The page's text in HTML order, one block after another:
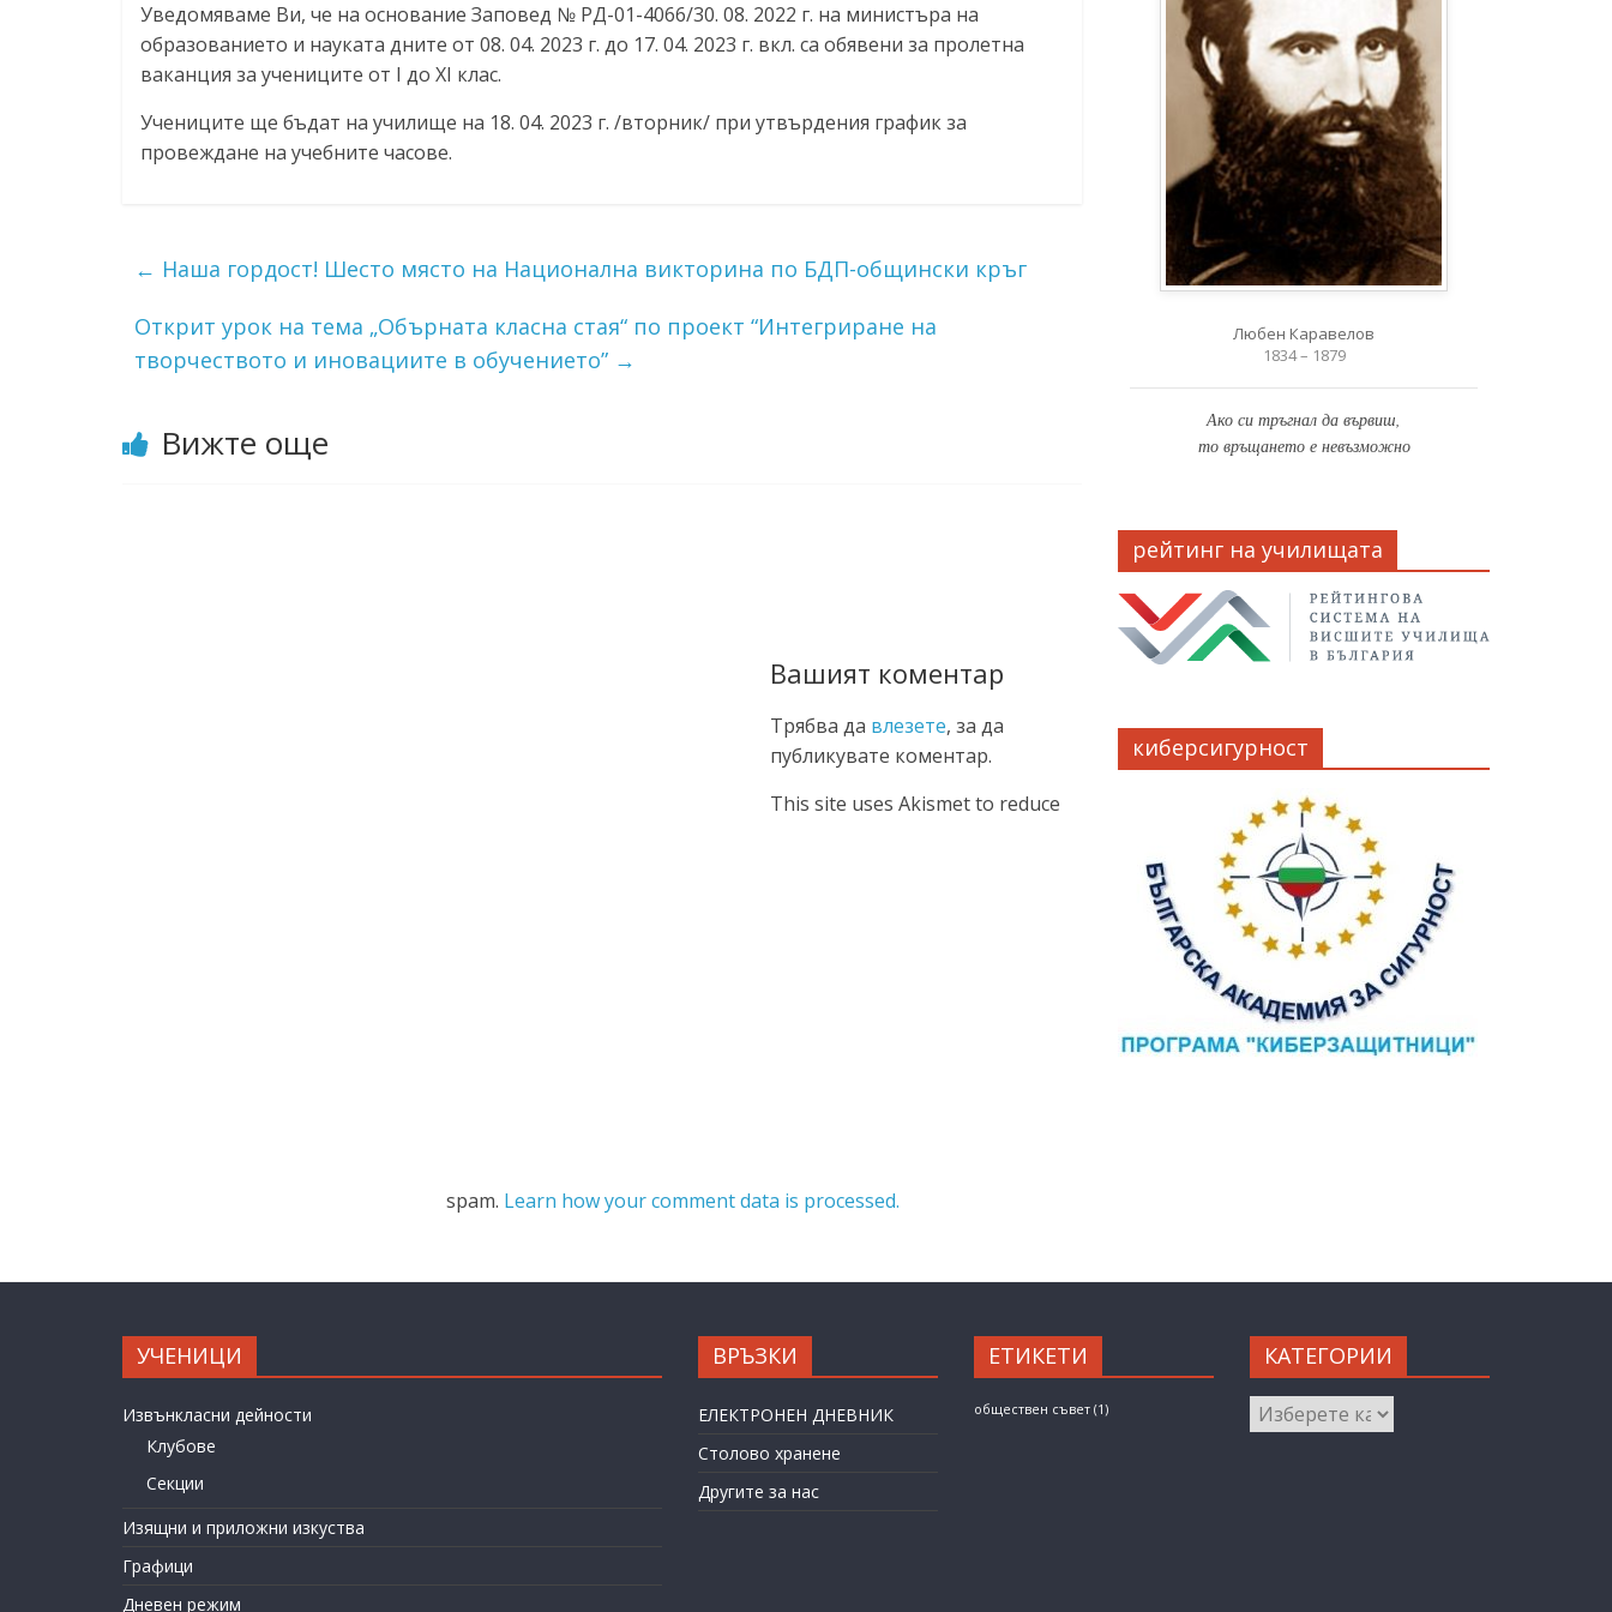
ресурси (ЦРЧР)
Уведомяваме Ви, че на основание Заповед № РД-01-4066/30. 08. 2022 г. на министъра на
образованието и науката дните от 08. 04. 2023 г. до 17. 04. 2023 г. вкл. са обявени за пролетна
ваканция за учениците от I до XI клас.
Учениците ще бъдат на училище на 18. 04. 2023 г. /вторник/ при утвърдения график за
провеждане на учебните часове.
← Наша гордост! Шесто място на Национална викторина по БДП-общински кръг
Открит урок на тема „Обърната класна стая“ по проект “Интегриране на
творчеството и иновациите в обучението” →
Вижте още
Вашият коментар
Трябва да влезете, за да
публикувате коментар.
This site uses Akismet to reduce
spam. Learn how your comment data is processed.
Любен Каравелов
1834 – 1879
Ако си тръгнал да вървиш,
то връщането е невъзможно
рейтинг на училищата
киберсигурност
УЧЕНИЦИ
Извънкласни дейности
Клубове
Секции
Изящни и приложни изкуства
Графици
Дневен режим
ВРЪЗКИ
ЕЛЕКТРОНЕН ДНЕВНИК
Столово хранене
Другите за нас
ЕТИКЕТИ
обществен съвет(1)
КАТЕГОРИИ
КАТЕГОРИИ